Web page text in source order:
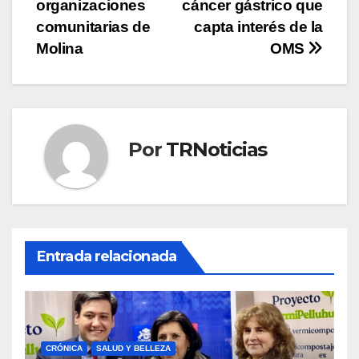
entradas
cáncer gástrico que
capta interés de la
OMS
organizaciones
comunitarias de
Molina
Por TRNoticias
Entrada relacionada
CRÓNICA SALUD Y BELLEZA